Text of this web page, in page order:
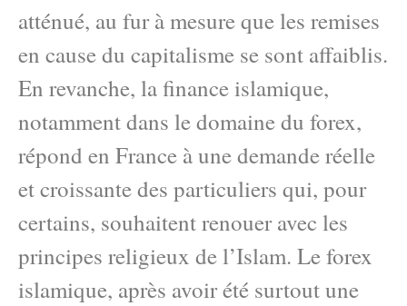
atténué, au fur à mesure que les remises
en cause du capitalisme se sont affaiblis.
En revanche, la finance islamique,
notamment dans le domaine du forex,
répond en France à une demande réelle
et croissante des particuliers qui, pour
certains, souhaitent renouer avec les
principes religieux de l’Islam. Le forex
islamique, après avoir été surtout une